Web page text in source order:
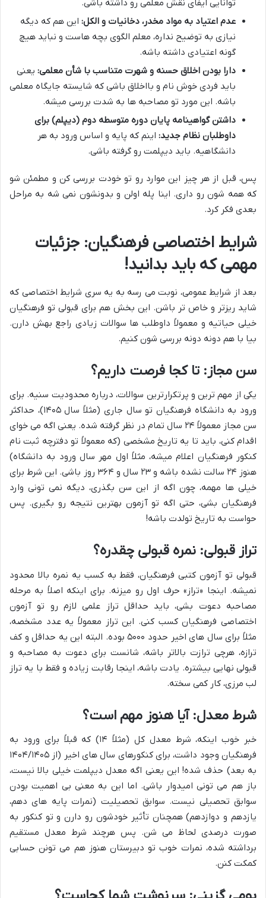
توانایی ایفای نقش معلمی رو داشته باشی.
عدم اعتیاد به مواد مخدر، دخانیات و الکل: این هم که دیگه
نیازی به توضیح نداره، معلم الگوی بچه هاست و نباید هیچ
گونه اعتیادی داشته باشه.
دارا بودن اخلاق حسنه و شهرت متناسب با شأن معلمی: یعنی
باید فردی خوش نام و بااخلاق باشی که شایسته جایگاه معلمی
باشه. این مورد تو مصاحبه ها به شدت بررسی میشه.
داشتن گواهینامه پایان دوره متوسطه دوم (دیپلم) برای
داوطلبان نظام جدید: اینم که پایه و اساس ورود به هر
دانشگاهیه. باید دیپلمت رو گرفته باشی.
پس، قبل از هر چیز این موارد رو تو خودت بررسی کن و مطمئن شو
که همه شون رو داری. اینا پله اولن و بدونشون نمی شه به مراحل
بعدی فکر کرد.
شرایط اختصاصی فرهنگیان: جزئیات
مهمی که باید بدانید!
بعد از شرایط عمومی، نوبت می رسه به یه سری شرایط اختصاصی که
شاید ریزتر و خاص تر باشن. این بخش هم برای قبولی تو فرهنگیان
خیلی حیاتیه و معمولاً داوطلب ها سوالات زیادی راجع بهش دارن.
بیا با هم دونه دونه بررسی شون کنیم.
سن مجاز: تا کجا فرصت داریم؟
یکی از مهم ترین و پرتکرارترین سوالات، درباره محدودیت سنیه. برای
ورود به دانشگاه فرهنگیان تو سال جاری (مثلاً سال ۱۴۰۵)، حداکثر
سن مجاز معمولاً ۲۴ سال تمام در نظر گرفته شده. یعنی اگه می خوای
اقدام کنی، باید تا یه تاریخ مشخصی (که معمولاً تو دفترچه ثبت نام
کنکور فرهنگیان اعلام میشه، مثلاً اول مهر سال ورود به دانشگاه)
هنوز ۲۴ سالت نشده باشه و ۲۳ سال و ۳۶۴ روز باشی. این شرط برای
خیلی ها مهمه، چون اگه از این سن بگذری، دیگه نمی تونی وارد
فرهنگیان بشی، حتی اگه تو آزمون بهترین نتیجه رو بگیری. پس
حواست به تاریخ تولدت باشه!
تراز قبولی: نمره قبولی چقدره؟
قبولی تو آزمون کتبی فرهنگیان، فقط به کسب یه نمره بالا محدود
نمیشه. اینجا «تراز» حرف اول رو میزنه. برای اینکه اصلاً به مرحله
مصاحبه دعوت بشی، باید حداقل تراز علمی لازم رو تو آزمون
اختصاصی فرهنگیان کسب کنی. این تراز معمولاً یه عدد مشخصه،
مثلاً برای سال های اخیر حدود ۵۰۰۰ بوده. البته این یه حداقل و کف
ترازه، هرچی ترازت بالاتر باشه، شانست برای دعوت به مصاحبه و
قبولی نهایی بیشتره. یادت باشه، اینجا رقابت زیاده و فقط با یه تراز
لب مرزی، کار کمی سخته.
شرط معدل: آیا هنوز مهم است؟
خبر خوب اینکه، شرط معدل کل (مثلاً ۱۴) که قبلاً برای ورود به
فرهنگیان وجود داشت، برای کنکورهای سال های اخیر (از ۱۴۰۴/۱۴۰۵
به بعد) حذف شده! این یعنی اگه معدل دیپلمت خیلی بالا نیست،
باز هم می تونی امیدوار باشی. اما این به معنی بی اهمیت بودن
سوابق تحصیلی نیست. سوابق تحصیلیت (نمرات پایه های دهم،
یازدهم و دوازدهم) همچنان تأثیر خودشون رو دارن و تو کنکور به
صورت درصدی لحاظ می شن. پس هرچند شرط معدل مستقیم
برداشته شده، نمرات خوب تو دبیرستان هنوز هم می تونن حسابی
کمکت کنن.